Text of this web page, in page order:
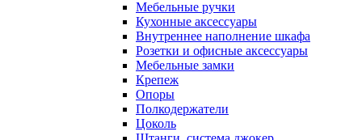
Мебельные ручки
Кухонные аксессуары
Внутреннее наполнение шкафа
Розетки и офисные аксессуары
Мебельные замки
Крепеж
Опоры
Полкодержатели
Цоколь